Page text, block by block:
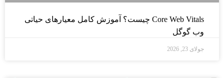
Core Web Vitals چیست؟ آموزش کامل معیارهای حیاتی
وب گوگل
جولای 23, 2026